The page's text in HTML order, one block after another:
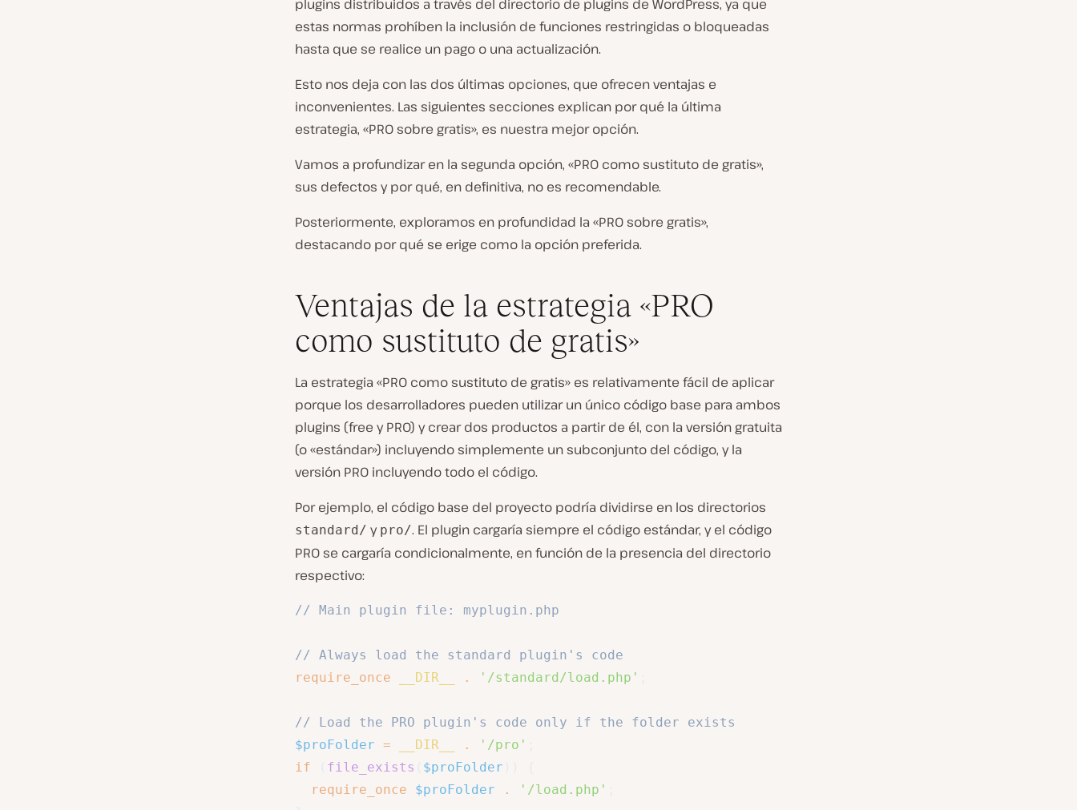
plugins distribuidos a través del directorio de plugins de WordPress, ya que
estas normas prohíben la inclusión de funciones restringidas o bloqueadas
hasta que se realice un pago o una actualización.
Esto nos deja con las dos últimas opciones, que ofrecen ventajas e
inconvenientes. Las siguientes secciones explican por qué la última
estrategia, «PRO sobre gratis», es nuestra mejor opción.
Vamos a profundizar en la segunda opción, «PRO como sustituto de gratis»,
sus defectos y por qué, en definitiva, no es recomendable.
Posteriormente, exploramos en profundidad la «PRO sobre gratis»,
destacando por qué se erige como la opción preferida.
Ventajas de la estrategia «PRO
como sustituto de gratis»
La estrategia «PRO como sustituto de gratis» es relativamente fácil de aplicar
porque los desarrolladores pueden utilizar un único código base para ambos
plugins (free y PRO) y crear dos productos a partir de él, con la versión gratuita
(o «estándar») incluyendo simplemente un subconjunto del código, y la
versión PRO incluyendo todo el código.
Por ejemplo, el código base del proyecto podría dividirse en los directorios
standard/ y pro/. El plugin cargaría siempre el código estándar, y el código
PRO se cargaría condicionalmente, en función de la presencia del directorio
respectivo:
// Main plugin file: myplugin.php
// Always load the standard plugin's code
require_once
__DIR__ . '/standard/load.php'
// Load the PRO plugin's code only if the folder exists
$proFolder = __DIR__ . '/pro'
if
file_exists $proFolder
require_once
$proFolder . '/load.php'